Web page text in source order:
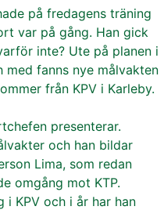
på fredagens träning
var på gång. Han gick
inte? Ute på planen i
fanns nye målvakten
från KPV i Karleby.
presenterar.
och han bildar
Lima, som redan
omgång mot KTP.
i KPV och i år har han